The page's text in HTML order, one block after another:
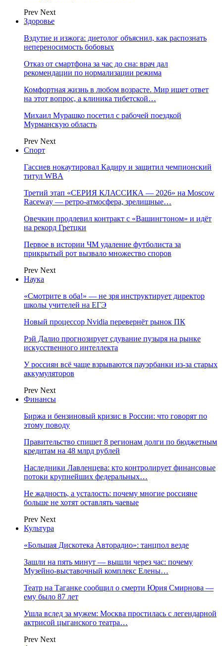
Prev Next
Здоровье
Вздутие и изжога: диетолог объяснил, как распознать
непереносимость бобовых
Отказ от смартфона за час до сна: врач дал
рекомендации по нормализации режима
Комфортная жизнь в любом возрасте. Мир ищет ответ
на этот вопрос, а клиника тибетской…
Михаил Мурашко посетил с рабочей поездкой
Мурманскую область
Prev Next
Спорт
Гассиев нокаутировал Кадиру и защитил чемпионский
титул WBA
Третий этап «СЕРИЯ КЛАССИКА — 2026» на Moscow
Raceway — ретро‑атмосфера, зрелищные…
Овечкин продлевил контракт с «Вашингтоном» и идёт
на рекорд Гретцки
Первое в истории ЧМ удаление футболиста за
прикрытый рот вызвало множество споров
Prev Next
Наука
«Смотрите в оба!» — не зря инструктирует директор
школы учителей на ЕГЭ
Новый процессор Nvidia перевернёт рынок ПК
Рэй Далио прогнозирует сдувание пузыря на рынке
искусственного интеллекта
У россиян всё чаще взрываются пауэрбанки из-за старых
аккумуляторов
Prev Next
Финансы
Биржа и бензиновый кризис в России: что говорят по
этому поводу
Правительство спишет 8 регионам долги по бюджетным
кредитам на 48 млрд рублей
Наследники Лавленцева: кто контролирует финансовые
потоки крупнейших федеральных…
Не жадность, а усталость: почему многие россияне
больше не хотят оставлять чаевые
Prev Next
Культура
«Большая Дискотека Авторадио»: танцпол везде
Зашли на пять минут — вышли через час: почему
Музейно-выставочный комплекс Елены…
Театр на Таганке сообщил о смерти Юрия Смирнова —
ему было 87 лет
Ушла вслед за мужем: Москва простилась с легендарной
актрисой цыганского театра…
Prev Next